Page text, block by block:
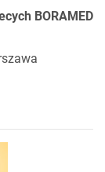
BORAMED